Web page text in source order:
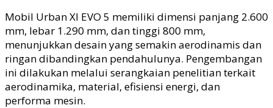
Mobil Urban XI EVO 5 memiliki dimensi panjang 2.600
mm, lebar 1.290 mm, dan tinggi 800 mm,
menunjukkan desain yang semakin aerodinamis dan
ringan dibandingkan pendahulunya. Pengembangan
ini dilakukan melalui serangkaian penelitian terkait
aerodinamika, material, efisiensi energi, dan
performa mesin.